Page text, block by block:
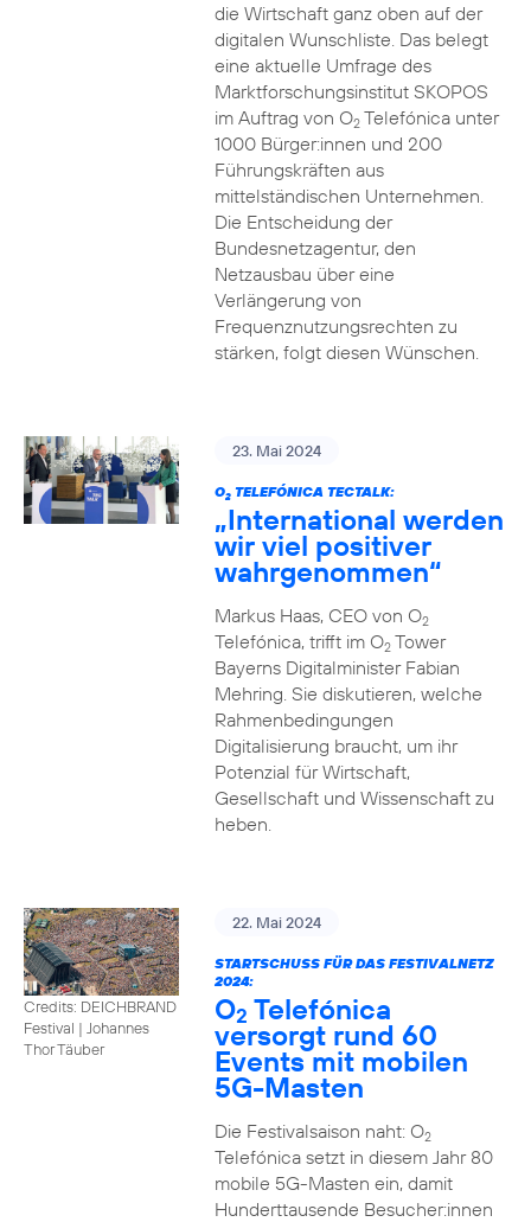
die Wirtschaft ganz oben auf der
digitalen Wunschliste. Das belegt
eine aktuelle Umfrage des
Marktforschungsinstitut SKOPOS
im Auftrag von O2Telefónica unter
1000 Bürger:innen und 200
Führungskräften aus
mittelständischen Unternehmen.
Die Entscheidung der
Bundesnetzagentur, den
Netzausbau über eine
Verlängerung von
Frequenznutzungsrechten zu
stärken, folgt diesen Wünschen.
23. Mai 2024
O2TELEFÓNICA TECTALK:
„International werden
wir viel positiver
wahrgenommen“
Markus Haas, CEO von O2
Telefónica, trifft im O2Tower
Bayerns Digitalminister Fabian
Mehring. Sie diskutieren, welche
Rahmenbedingungen
Digitalisierung braucht, um ihr
Potenzial für Wirtschaft,
Gesellschaft und Wissenschaft zu
heben.
Credits: DEICHBRAND
Festival | Johannes
Thor Täuber
22. Mai 2024
STARTSCHUSS FÜR DAS FESTIVALNETZ
2024:
O2 Telefónica
versorgt rund 60
Events mit mobilen
5G-Masten
Die Festivalsaison naht: O2
Telefónica setzt in diesem Jahr 80
mobile 5G-Masten ein, damit
Hunderttausende Besucher:innen